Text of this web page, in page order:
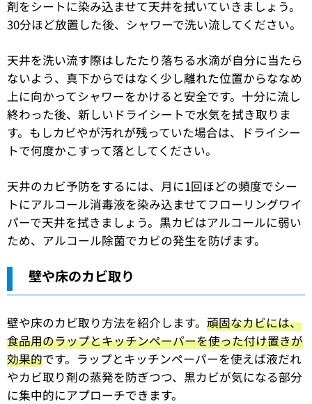
剤をシートに染み込ませて天井を拭いていきましょう。
30分ほど放置した後、シャワーで洗い流してください。
天井を洗い流す際はしたたり落ちる水滴が自分に当たら
ないよう、真下からではなく少し離れた位置からななめ
上に向かってシャワーをかけると安全です。十分に流し
終わった後、新しいドライシートで水気を拭き取りま
す。もしカビやが汚れが残っていた場合は、ドライシー
トで何度かこすって落としてください。
天井のカビ予防をするには、月に1回ほどの頻度でシー
トにアルコール消毒液を染み込ませてフローリングワイ
パーで天井を拭きましょう。黒カビはアルコールに弱い
ため、アルコール除菌でカビの発生を防げます。
壁や床のカビ取り
壁や床のカビ取り方法を紹介します。 頑固なカビには、
食品用のラップとキッチンペーパーを使った付け置きが
効果的です。ラップとキッチンペーパーを使えば液だれ
やカビ取り剤の蒸発を防ぎつつ、黒カビが気になる部分
に集中的にアプローチできます。